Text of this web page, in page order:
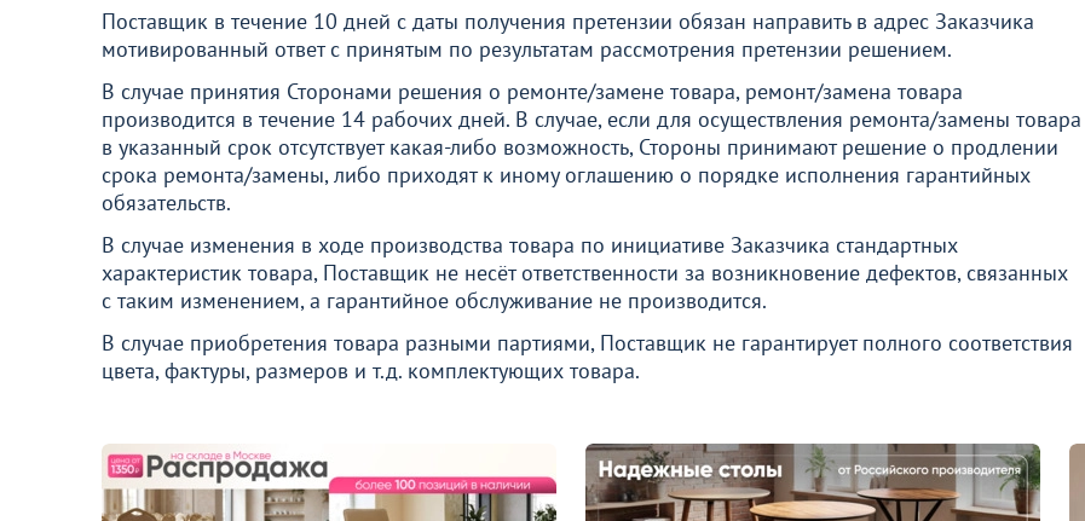
Поставщик в течение 10 дней с даты получения претензии обязан направить в адрес Заказчика
мотивированный ответ с принятым по результатам рассмотрения претензии решением.
В случае принятия Сторонами решения о ремонте/замене товара, ремонт/замена товара
производится в течение 14 рабочих дней. В случае, если для осуществления ремонта/замены товара
в указанный срок отсутствует какая-либо возможность, Стороны принимают решение о продлении
срока ремонта/замены, либо приходят к иному оглашению о порядке исполнения гарантийных
обязательств.
В случае изменения в ходе производства товара по инициативе Заказчика стандартных
характеристик товара, Поставщик не несёт ответственности за возникновение дефектов, связанных
с таким изменением, а гарантийное обслуживание не производится.
В случае приобретения товара разными партиями, Поставщик не гарантирует полного соответствия
цвета, фактуры, размеров и т.д. комплектующих товара.